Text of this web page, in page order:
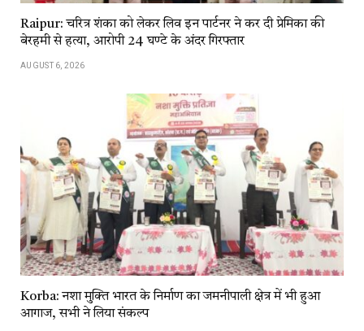
Raipur: चरित्र शंका को लेकर लिव इन पार्टनर ने कर दी प्रेमिका की
बेरहमी से हत्या, आरोपी 24 घण्टे के अंदर गिरफ्तार
AUGUST 6, 2026
Korba: नशा मुक्ति भारत के निर्माण का जमनीपाली क्षेत्र में भी हुआ
आगाज, सभी ने लिया संकल्प